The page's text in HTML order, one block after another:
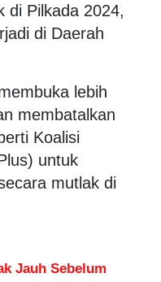
di Pilkada 2024,
di Daerah
lebih
membatalkan
Koalisi
untuk
mutlak di
Jauh Sebelum